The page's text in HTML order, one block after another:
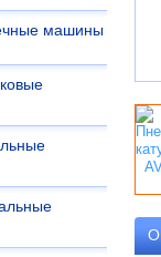
машины